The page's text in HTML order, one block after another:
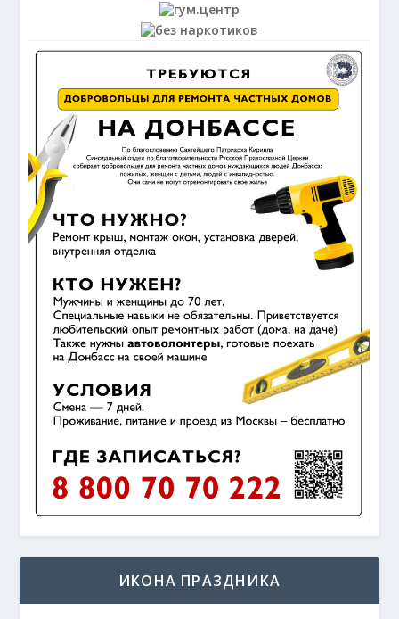
ИКОНА ПРАЗДНИКА